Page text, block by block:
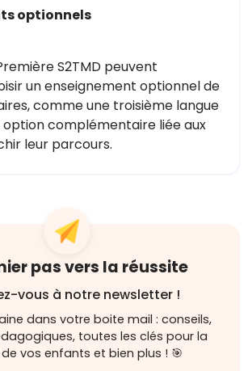
optionnels
S2TMD peuvent
un enseignement optionnel de
comme une troisième langue
option complémentaire liée aux
leur parcours.
pas vers la réussite
vous à notre newsletter !
dans votre boite mail : conseils,
toutes les clés pour la
vos enfants et bien plus ! 🎯